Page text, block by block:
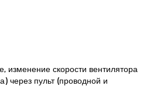
изменение скорости вентилятора
через пульт (проводной и